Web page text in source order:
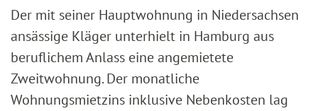
Der mit seiner Hauptwohnung in Niedersachsen
ansässige Kläger unterhielt in Hamburg aus
beruflichem Anlass eine angemietete
Zweitwohnung. Der monatliche
Wohnungsmietzins inklusive Nebenkosten lag